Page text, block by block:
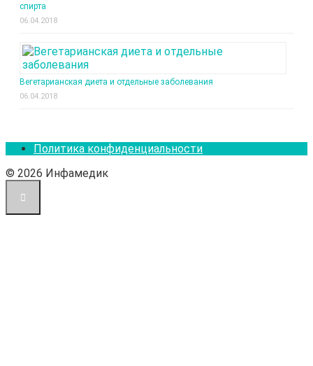
спирта
06.04.2018
Вегетарианская диета и отдельные заболевания
06.04.2018
Политика конфиденциальности
© 2026 Инфамедик